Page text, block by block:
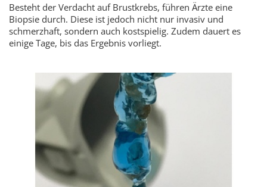
Besteht der Verdacht auf Brustkrebs, führen Ärzte eine
Biopsie durch. Diese ist jedoch nicht nur invasiv und
schmerzhaft, sondern auch kostspielig. Zudem dauert es
einige Tage, bis das Ergebnis vorliegt.